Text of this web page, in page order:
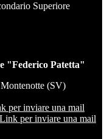
Superiore
"Federico Patetta"
(SV)
per inviare una mail
Link per inviare una mail